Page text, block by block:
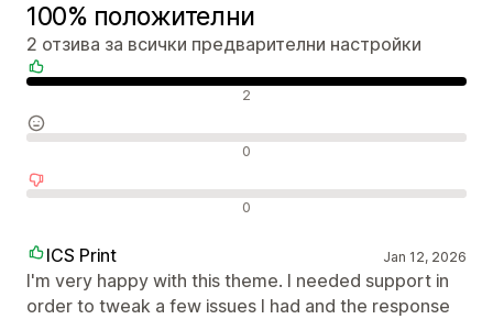
100% положителни
2 отзива за всички предварителни настройки
2
0
0
ICS Print Jan 12, 2026
I'm very happy with this theme. I needed support in
order to tweak a few issues I had and the response